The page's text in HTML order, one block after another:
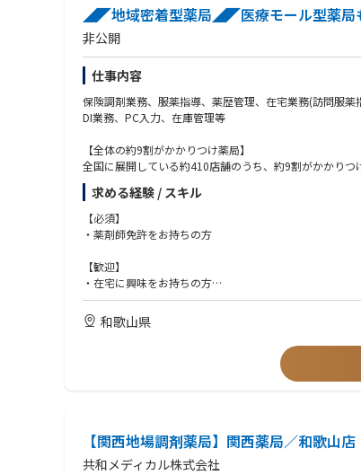
◢◤地域密着型薬局◢◤医療モール型薬局
非公開
仕事内容
保険調剤業務、服薬指導、薬歴管理、在宅業務(訪問服薬
DI業務、PC入力、在庫管理等
【全体の約9割がかかりつけ薬局】
全国に展開している約410店舗のうち、約9割がかかりつ
在宅医療実施店舗、地域医療の拠点としては業界トップク
調剤報酬の面でも地域支援体制加算の要件を多くの店舗
営業利益率でみても業界トップクラスの安定した経営基盤
全国190カ所以上の医療モールを手掛け、クリニックと連
拠点となっています。
【様々なキャリアパスを実現できる自己申告制度、社内公
店長・管理薬剤師などの店舗管理をご経験された後は
報など様々な方面へのキャリアパスがあります。
求める経験 / スキル
【必須】
・薬剤師免許をお持ちの方
【歓迎】
・在宅に興味をお持ちの方
・調剤薬局での実務経験をお持ちの方
・管理薬剤師経験をお持ちの方
・病院、OTC薬剤師としてご勤務の方もお待ちしておりま
・マネジメントスキルを身につけることに積極的な方
和歌山県
【関西地場調剤薬局】関西薬局／和歌山店
共和メディカル株式会社